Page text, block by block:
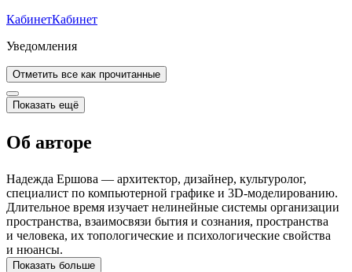
КабинетКабинет
Уведомления
Отметить все как прочитанные
Показать ещё
Об авторе
Надежда Ершова — архитектор, дизайнер, культуролог,
специалист по компьютерной графике и 3D-моделированию.
Длительное время изучает нелинейные системы организации
пространства, взаимосвязи бытия и сознания, пространства
и человека, их топологические и психологические свойства
и нюансы.
Показать больше